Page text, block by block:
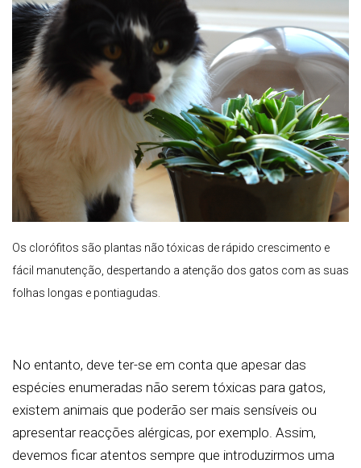
Os clorófitos são plantas não tóxicas de rápido crescimento e
fácil manutenção, despertando a atenção dos gatos com as suas
folhas longas e pontiagudas.
No entanto, deve ter-se em conta que apesar das
espécies enumeradas não serem tóxicas para gatos,
existem animais que poderão ser mais sensíveis ou
apresentar reacções alérgicas, por exemplo. Assim,
devemos ficar atentos sempre que introduzirmos uma